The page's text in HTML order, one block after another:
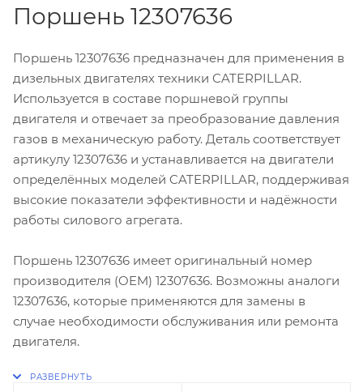
Поршень 12307636
Поршень 12307636 предназначен для применения в
дизельных двигателях техники CATERPILLAR.
Используется в составе поршневой группы
двигателя и отвечает за преобразование давления
газов в механическую работу. Деталь соответствует
артикулу 12307636 и устанавливается на двигатели
определённых моделей CATERPILLAR, поддерживая
высокие показатели эффективности и надёжности
работы силового агрегата.
Поршень 12307636 имеет оригинальный номер
производителя (OEM) 12307636. Возможны аналоги
12307636, которые применяются для замены в
случае необходимости обслуживания или ремонта
двигателя.